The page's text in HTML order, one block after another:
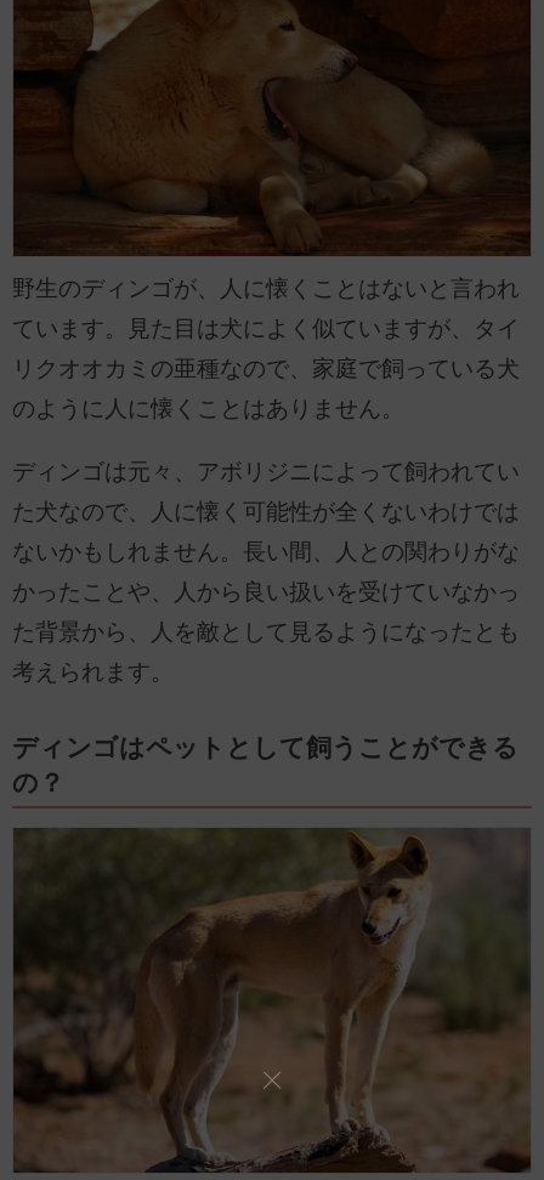
野生のディンゴが、人に懐くことはないと言われ
ています。見た目は犬によく似ていますが、タイ
リクオオカミの亜種なので、家庭で飼っている犬
のように人に懐くことはありません。
ディンゴは元々、アボリジニによって飼われてい
た犬なので、人に懐く可能性が全くないわけでは
ないかもしれません。長い間、人との関わりがな
かったことや、人から良い扱いを受けていなかっ
た背景から、人を敵として見るようになったとも
考えられます。
ディンゴはペットとして飼うことができる
の？